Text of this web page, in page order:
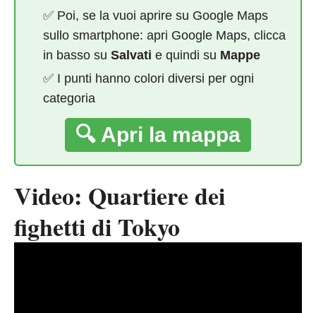
✅ Poi, se la vuoi aprire su Google Maps
sullo smartphone: apri Google Maps, clicca
in basso su Salvati e quindi su Mappe
✅ I punti hanno colori diversi per ogni
categoria
🔍 Apri la mappa
Video: Quartiere dei
fighetti di Tokyo